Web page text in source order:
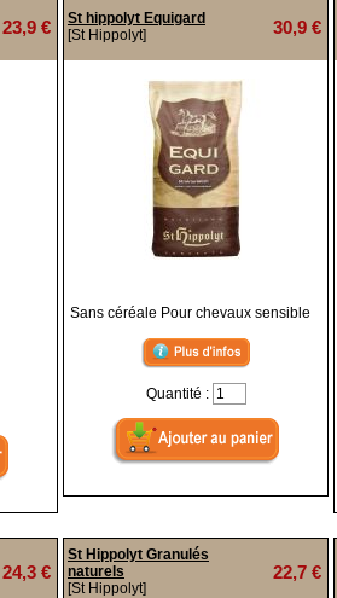
23,9 €
St hippolyt Equigard
[St Hippolyt]
30,9 €
Sans céréale Pour chevaux sensible
Quantité :
24,3 €
St Hippolyt Granulés
naturels
[St Hippolyt]
22,7 €